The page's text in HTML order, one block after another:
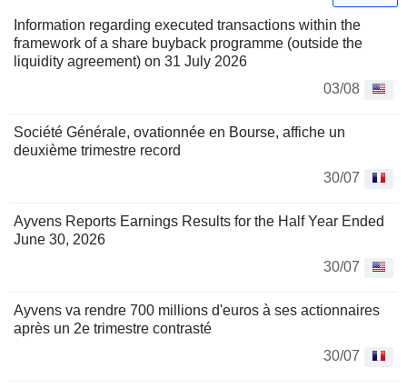
Information regarding executed transactions within the
framework of a share buyback programme (outside the
liquidity agreement) on 31 July 2026
03/08
Société Générale, ovationnée en Bourse, affiche un
deuxième trimestre record
30/07
Ayvens Reports Earnings Results for the Half Year Ended
June 30, 2026
30/07
Ayvens va rendre 700 millions d'euros à ses actionnaires
après un 2e trimestre contrasté
30/07